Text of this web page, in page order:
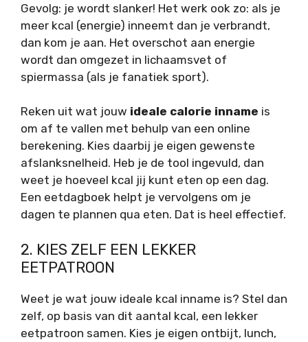
Gevolg: je wordt slanker! Het werk ook zo: als je
meer kcal (energie) inneemt dan je verbrandt,
dan kom je aan. Het overschot aan energie
wordt dan omgezet in lichaamsvet of
spiermassa (als je fanatiek sport).
Reken uit wat jouw ideale calorie inname is
om af te vallen met behulp van een online
berekening. Kies daarbij je eigen gewenste
afslanksnelheid. Heb je de tool ingevuld, dan
weet je hoeveel kcal jij kunt eten op een dag.
Een eetdagboek helpt je vervolgens om je
dagen te plannen qua eten. Dat is heel effectief.
2. KIES ZELF EEN LEKKER
EETPATROON
Weet je wat jouw ideale kcal inname is? Stel dan
zelf, op basis van dit aantal kcal, een lekker
eetpatroon samen. Kies je eigen ontbijt, lunch,